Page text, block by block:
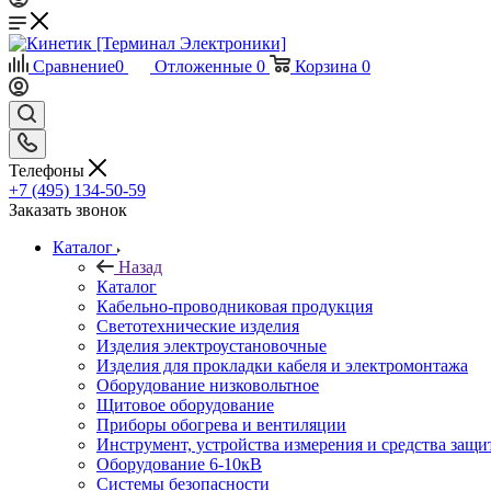
Сравнение0 Отложенные 0 Корзина 0
Телефоны
+7 (495) 134-50-59
Заказать звонок
Каталог
Назад
Каталог
Кабельно-проводниковая продукция
Светотехнические изделия
Изделия электроустановочные
Изделия для прокладки кабеля и электромонтажа
Оборудование низковольтное
Щитовое оборудование
Приборы обогрева и вентиляции
Инструмент, устройства измерения и средства
Оборудование 6-10кВ
Системы безопасности